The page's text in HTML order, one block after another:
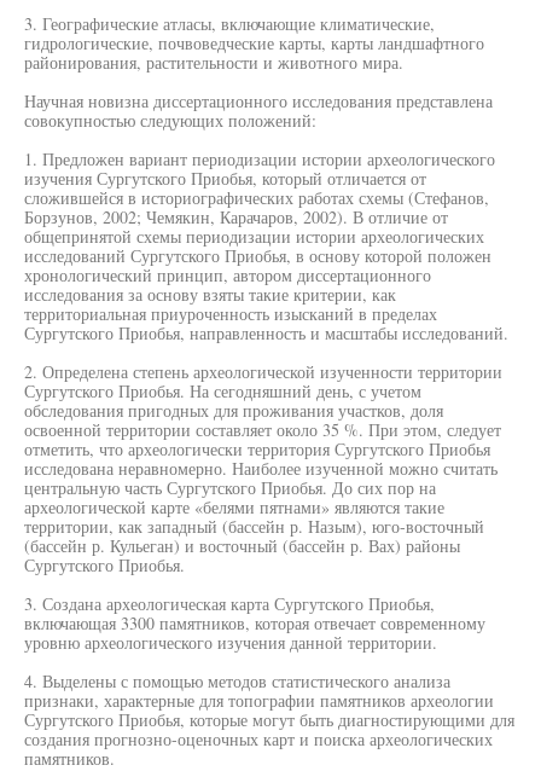
3. Географические атласы, включающие климатические,
гидрологические, почвоведческие карты, карты ландшафтного
районирования, растительности и животного мира.
Научная новизна диссертационного исследования представлена
совокупностью следующих положений:
1. Предложен вариант периодизации истории археологического
изучения Сургутского Приобья, который отличается от
сложившейся в историографических работах схемы (Стефанов,
Борзунов, 2002; Чемякин, Карачаров, 2002). В отличие от
общепринятой схемы периодизации истории археологических
исследований Сургутского Приобья, в основу которой положен
хронологический принцип, автором диссертационного
исследования за основу взяты такие критерии, как
территориальная приуроченность изысканий в пределах
Сургутского Приобья, направленность и масштабы исследований.
2. Определена степень археологической изученности территории
Сургутского Приобья. На сегодняшний день, с учетом
обследования пригодных для проживания участков, доля
освоенной территории составляет около 35 %. При этом, следует
отметить, что археологически территория Сургутского Приобья
исследована неравномерно. Наиболее изученной можно считать
центральную часть Сургутского Приобья. До сих пор на
археологической карте «белями пятнами» являются такие
территории, как западный (бассейн р. Назым), юго-восточный
(бассейн р. Кульеган) и восточный (бассейн р. Вах) районы
Сургутского Приобья.
3. Создана археологическая карта Сургутского Приобья,
включающая 3300 памятников, которая отвечает современному
уровню археологического изучения данной территории.
4. Выделены с помощью методов статистического анализа
признаки, характерные для топографии памятников археологии
Сургутского Приобья, которые могут быть диагностирующими для
создания прогнозно-оценочных карт и поиска археологических
памятников.